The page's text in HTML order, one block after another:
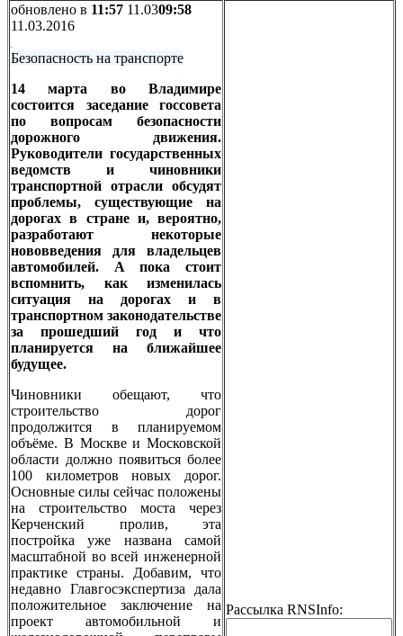
обновлено в 11:57 11.0309:58
11.03.2016
Безопасность на транспорте
14 марта во Владимире
состоится заседание госсовета
по вопросам безопасности
дорожного движения.
Руководители государственных
ведомств и чиновники
транспортной отрасли обсудят
проблемы, существующие на
дорогах в стране и, вероятно,
разработают некоторые
нововведения для владельцев
автомобилей. А пока стоит
вспомнить, как изменилась
ситуация на дорогах и в
транспортном законодательстве
за прошедший год и что
планируется на ближайшее
будущее.
Чиновники обещают, что
строительство дорог
продолжится в планируемом
объёме. В Москве и Московской
области должно появиться более
100 километров новых дорог.
Основные силы сейчас положены
на строительство моста через
Керченский пролив, эта
постройка уже названа самой
масштабной во всей инженерной
практике страны. Добавим, что
недавно Главгосэкспертиза дала
положительное заключение на
проект автомобильной и
Рассылка RNSInfo: